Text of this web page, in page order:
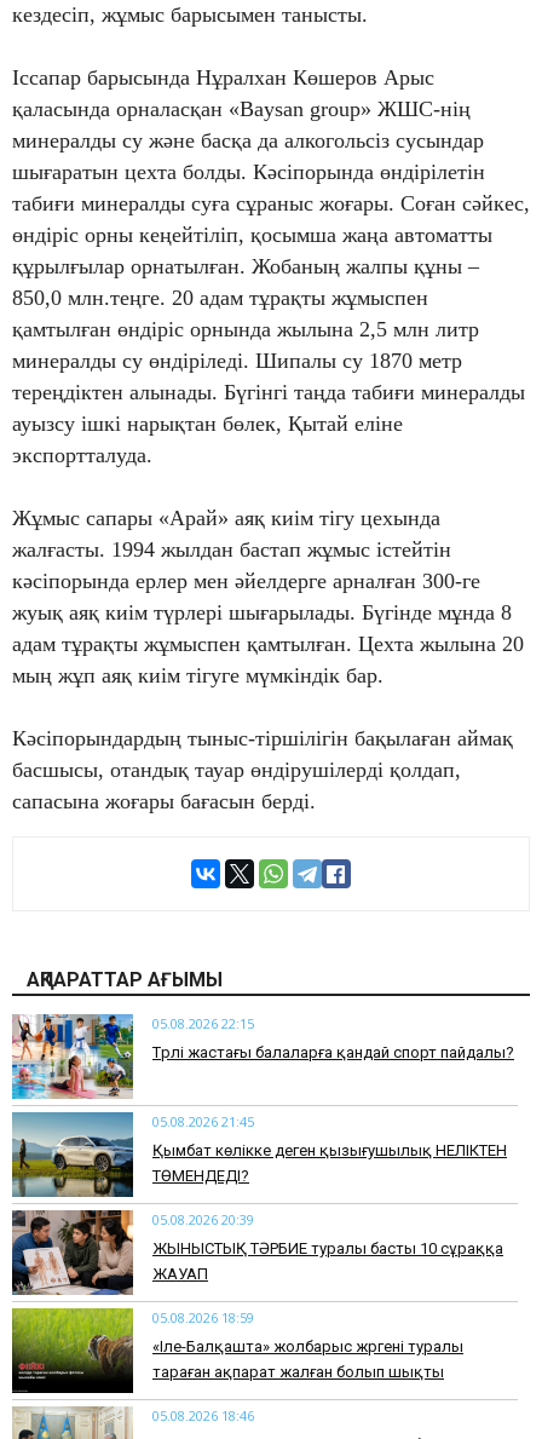
кездесіп, жұмыс барысымен танысты.
Іссапар барысында Нұралхан Көшеров Арыс
қаласында орналасқан «Baysan group» ЖШС-нің
минералды су және басқа да алкогольсіз сусындар
шығаратын цехта болды. Кәсіпорында өндірілетін
табиғи минералды суға сұраныс жоғары. Соған сәйкес,
өндіріс орны кеңейтіліп, қосымша жаңа автоматты
құрылғылар орнатылған. Жобаның жалпы құны –
850,0 млн.теңге. 20 адам тұрақты жұмыспен
қамтылған өндіріс орнында жылына 2,5 млн литр
минералды су өндіріледі. Шипалы су 1870 метр
тереңдіктен алынады. Бүгінгі таңда табиғи минералды
ауызсу ішкі нарықтан бөлек, Қытай еліне
экспортталуда.
Жұмыс сапары «Арай» аяқ киім тігу цехында
жалғасты. 1994 жылдан бастап жұмыс істейтін
кәсіпорында ерлер мен әйелдерге арналған 300-ге
жуық аяқ киім түрлері шығарылады. Бүгінде мұнда 8
адам тұрақты жұмыспен қамтылған. Цехта жылына 20
мың жұп аяқ киім тігуге мүмкіндік бар.
Кәсіпорындардың тыныс-тіршілігін бақылаған аймақ
басшысы, отандық тауар өндірушілерді қолдап,
сапасына жоғары бағасын берді.
АҚПАРАТТАР АҒЫМЫ
05.08.2026 22:15
​Түрлі жастағы балаларға қандай спорт пайдалы?
05.08.2026 21:45
Қымбат көлікке деген қызығушылық НЕЛІКТЕН
ТӨМЕНДЕДІ?
05.08.2026 20:39
ЖЫНЫСТЫҚ ТӘРБИЕ туралы басты 10 сұраққа
ЖАУАП
05.08.2026 18:59
«Іле-Балқашта» жолбарыс жүргені туралы
тараған ақпарат жалған болып шықты
05.08.2026 18:46